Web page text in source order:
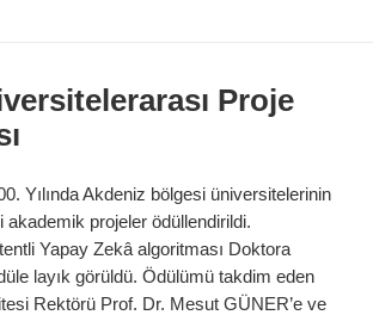
Proje
Yılında Akdeniz bölgesi üniversitelerinin
akademik projeler ödüllendirildi.
Yapay Zekâ algoritması Doktora
layık görüldü. Ödülümü takdim eden
Rektörü Prof. Dr. Mesut GÜNER’e ve